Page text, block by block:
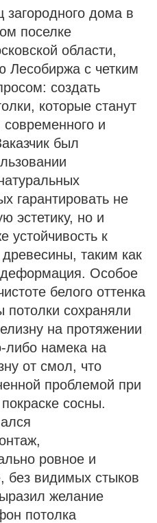
дома в
поселке
области,
Лесобиржа с четким
создать
которые станут
и
был
гарантировать не
эстетику, но и
устойчивость к
таким как
Особое
белого оттенка
потолки сохраняли
на протяжении
либо намека на
от смол, что
проблемой при
сосны.
ровное и
без видимых стыков
желание
потолка